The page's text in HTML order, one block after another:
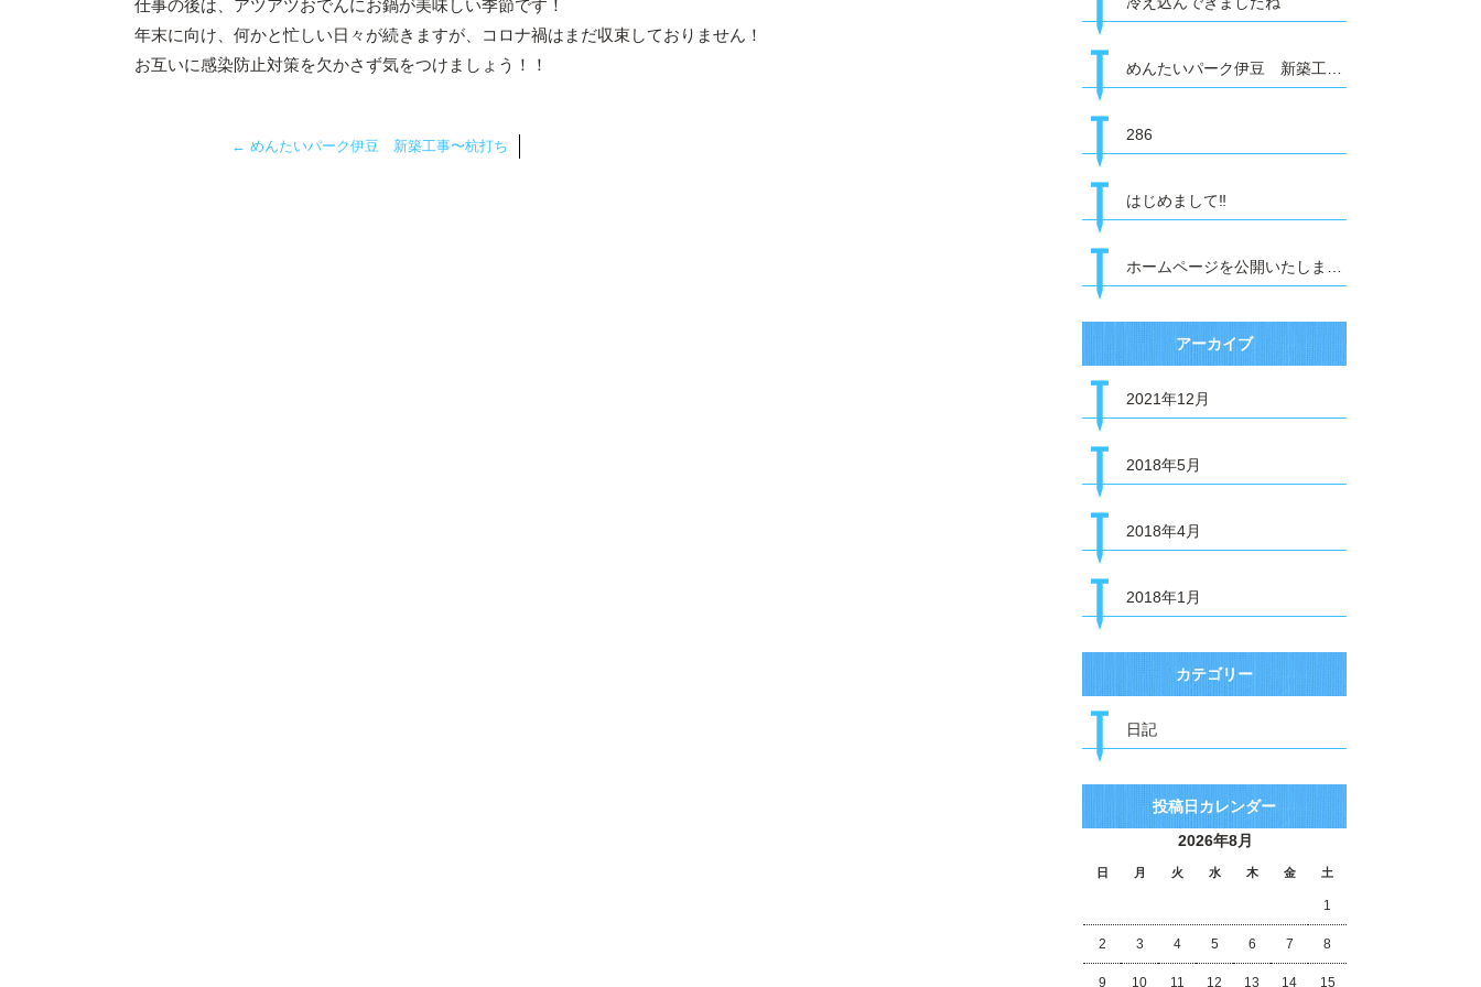
仕事の後は、アツアツおでんにお鍋が美味しい季節です！
年末に向け、何かと忙しい日々が続きますが、コロナ禍はまだ収束しておりません！
お互いに感染防止対策を欠かさず気をつけましょう！！
← めんたいパーク伊豆 新築工事〜杭打ち
286
はじめまして‼
アーカイブ
2021年12月
2018年5月
2018年4月
2018年1月
カテゴリー
日記
投稿日カレンダー
2026年8月
日 月 火 水 木 金 土
1
2 3 4 5 6 7 8
9 10 11 12 13 14 15